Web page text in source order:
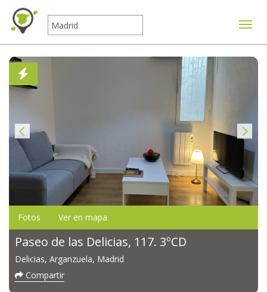
Fotos Ver en mapa
Paseo de las Delicias, 117. 3ºCD
Delicias, Arganzuela, Madrid
Compartir